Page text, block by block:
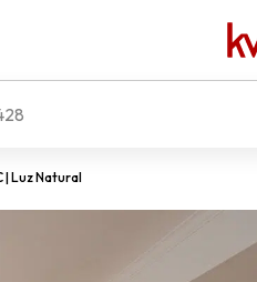
| Luz Natural